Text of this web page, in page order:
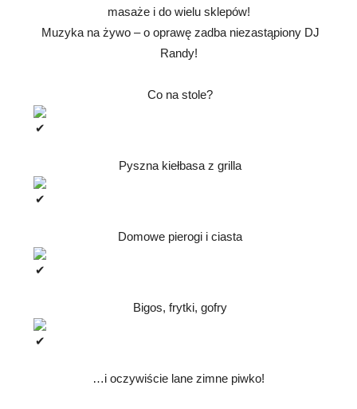
masaże i do wielu sklepów!
Muzyka na żywo – o oprawę zadba niezastąpiony DJ
Randy!
Co na stole?
Pyszna kiełbasa z grilla
Domowe pierogi i ciasta
Bigos, frytki, gofry
…i oczywiście lane zimne piwko!